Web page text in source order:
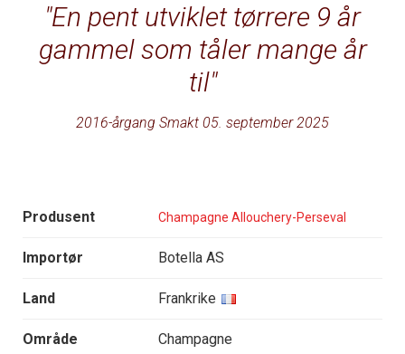
En pent utviklet tørrere 9 år
gammel som tåler mange år
til
2016-årgang Smakt 05. september 2025
Produsent Champagne Allouchery-Perseval
Importør Botella AS
Land Frankrike
Område Champagne